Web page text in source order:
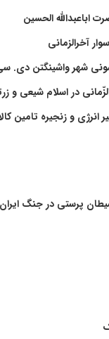
اباعبدالله الحسین
آخرالزمانی
شهر واشينگتن دی.
در اسلام شیعی و
انرژی و زنجیره تامین
پرستی در جنگ ایران